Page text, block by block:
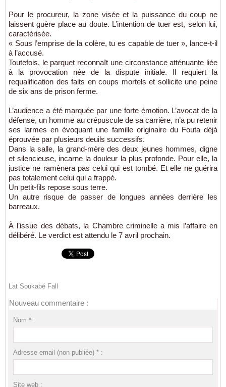
Pour le procureur, la zone visée et la puissance du coup ne
laissent guère place au doute. L’intention de tuer est, selon lui,
caractérisée.
« Sous l’emprise de la colère, tu es capable de tuer », lance-t-il
à l’accusé.
Toutefois, le parquet reconnaît une circonstance atténuante liée
à la provocation née de la dispute initiale. Il requiert la
requalification des faits en coups mortels et sollicite une peine
de six ans de prison ferme.
L’audience a été marquée par une forte émotion. L’avocat de la
défense, un homme au crépuscule de sa carrière, n’a pu retenir
ses larmes en évoquant une famille originaire du Fouta déjà
éprouvée par plusieurs deuils successifs.
Dans la salle, la grand-mère des deux jeunes hommes, digne
et silencieuse, incarne la douleur la plus profonde. Pour elle, la
justice ne ramènera pas celui qui est tombé. Et elle ne guérira
pas totalement celui qui a frappé.
Un petit-fils repose sous terre.
Un autre risque de passer de longues années derrière les
barreaux.
À l’issue des débats, la Chambre criminelle a mis l’affaire en
délibéré. Le verdict est attendu le 7 avril prochain.
Lat Soukabé Fall
Nouveau commentaire :
Nom * :
Adresse email (non publiée) * :
Site web :